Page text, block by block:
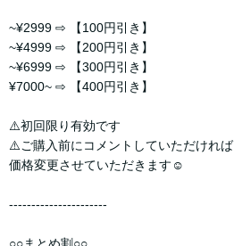
~¥2999 ⇨ 【100円引き】
~¥4999 ⇨ 【200円引き】
~¥6999 ⇨ 【300円引き】
¥7000~ ⇨ 【400円引き】
⚠️初回限り有効です
⚠️ご購入前にコメントしていただければ
価格変更させていただきます☺︎
----------------------